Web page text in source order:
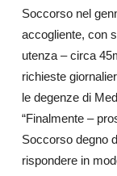
Soccorso nel
accogliente, con
utenza – circa
richieste
le degenze di
“Finalmente –
Soccorso degno
rispondere in